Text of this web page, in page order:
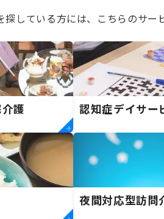
している方には、こちらのサー
護 認知症デイサー
夜間対応型訪問